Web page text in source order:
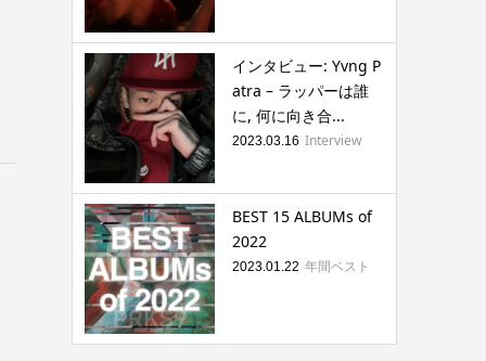
インタビュー: Yvng P
atra – ラッパーは誰
に, 何に向き合...
2023.03.16 Interview
BEST 15 ALBUMs of
2022
2023.01.22 年間ベスト